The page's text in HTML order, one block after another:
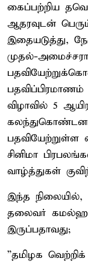
கைப்பற்றிய
ஆதரவுடன்
இதையடுத்து,
முதல்-
விழாவில் 5
பதவியேற்றுள்ள
சினிமா
வாழ்த்துகள்
இந்த நிலையில்,
தலைவர்
இருப்பதாவது;
”தமிழக